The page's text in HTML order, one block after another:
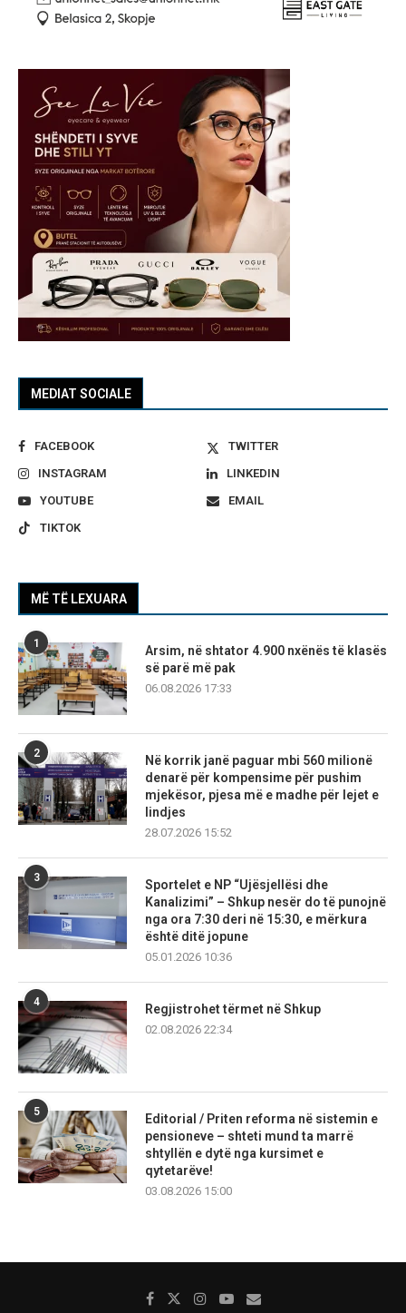
MEDIAT SOCIALE
FACEBOOK
TWITTER
INSTAGRAM
LINKEDIN
YOUTUBE
EMAIL
TIKTOK
MË TË LEXUARA
1
Arsim, në shtator 4.900 nxënës të klasës
së parë më pak
06.08.2026 17:33
2
Në korrik janë paguar mbi 560 milionë
denarë për kompensime për pushim
mjekësor, pjesa më e madhe për lejet e
lindjes
28.07.2026 15:52
3
Sportelet e NP “Ujësjellësi dhe
Kanalizimi” – Shkup nesër do të punojnë
nga ora 7:30 deri në 15:30, e mërkura
është ditë jopune
05.01.2026 10:36
4
Regjistrohet tërmet në Shkup
02.08.2026 22:34
5
Editorial / Priten reforma në sistemin e
pensioneve – shteti mund ta marrë
shtyllën e dytë nga kursimet e
qytetarëve!
03.08.2026 15:00